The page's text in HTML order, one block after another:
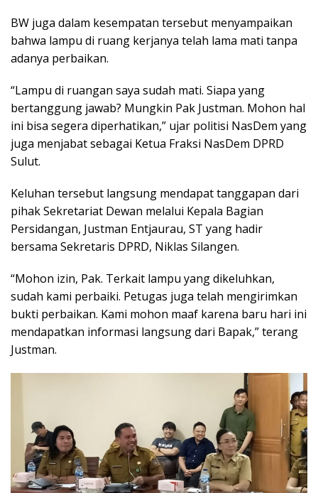
BW juga dalam kesempatan tersebut menyampaikan
bahwa lampu di ruang kerjanya telah lama mati tanpa
adanya perbaikan.
“Lampu di ruangan saya sudah mati. Siapa yang
bertanggung jawab? Mungkin Pak Justman. Mohon hal
ini bisa segera diperhatikan,” ujar politisi NasDem yang
juga menjabat sebagai Ketua Fraksi NasDem DPRD
Sulut.
Keluhan tersebut langsung mendapat tanggapan dari
pihak Sekretariat Dewan melalui Kepala Bagian
Persidangan, Justman Entjaurau, ST yang hadir
bersama Sekretaris DPRD, Niklas Silangen.
“Mohon izin, Pak. Terkait lampu yang dikeluhkan,
sudah kami perbaiki. Petugas juga telah mengirimkan
bukti perbaikan. Kami mohon maaf karena baru hari ini
mendapatkan informasi langsung dari Bapak,” terang
Justman.